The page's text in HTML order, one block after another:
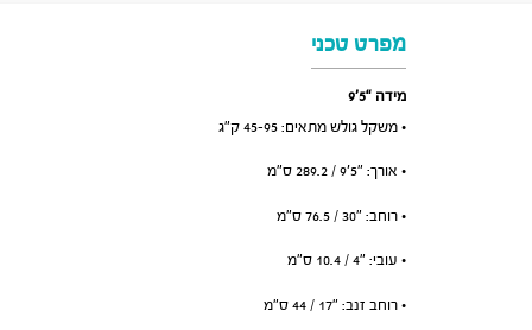
מפרט טכני
מידה “5’9
• משקל גולש מתאים: 45-95 ק”ג
• אורך: ״5׳9 / 289.2 ס”מ
• רוחב: ״30 / 76.5 ס”מ
• עובי: ״4 / 10.4 ס”מ
• רוחב זנב: ״17 / 44 ס”מ